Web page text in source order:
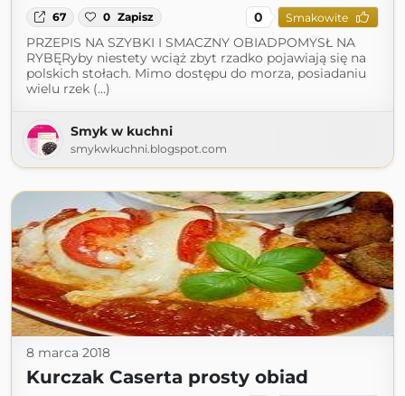
67 0 Zapisz 0 Smakowite
PRZEPIS NA SZYBKI I SMACZNY OBIADPOMYSŁ NA
RYBĘRyby niestety wciąż zbyt rzadko pojawiają się na
polskich stołach. Mimo dostępu do morza, posiadaniu
wielu rzek (...)
Smyk w kuchni
smykwkuchni.blogspot.com
8 marca 2018
Kurczak Caserta prosty obiad